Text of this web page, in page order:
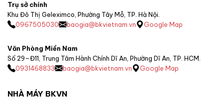
Trụ sở chính
Khu Đô Thị Geleximco, Phường Tây Mỗ, TP. Hà Nội.
0967505030
baogia@bkvietnam.vn Google Map
Văn Phòng Miền Nam
Số 29–Đ11, Trung Tâm Hành Chính Dĩ An, Phường Dĩ An, TP. HCM.
0931468833
baogia@bkvietnam.vn Google Map
NHÀ MÁY BKVN